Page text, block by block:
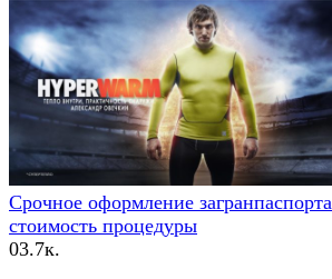
Срочное оформление
стоимость процедуры
03.7к.